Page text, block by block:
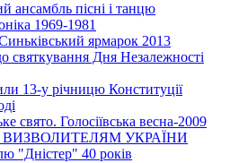
ансамбль пісні і танцю
1969-1981
ярмарок 2013
святкування Дня Незалежності
13-у річницю Конституції
свято. Голосіївська весна-2009
ВИЗВОЛИТЕЛЯМ УКРАЇНИ
"Дністер" 40 років